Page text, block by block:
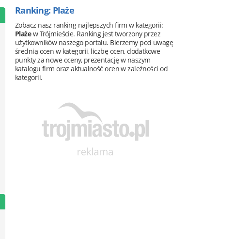
Ranking: Plaże
Zobacz nasz ranking najlepszych firm w kategorii:
Plażew Trójmieście. Ranking jest tworzony przez
użytkowników naszego portalu. Bierzemy pod uwagę
średnią ocen w kategorii, liczbę ocen, dodatkowe
punkty za nowe oceny, prezentację w naszym
katalogu firm oraz aktualność ocen w zależności od
kategorii.